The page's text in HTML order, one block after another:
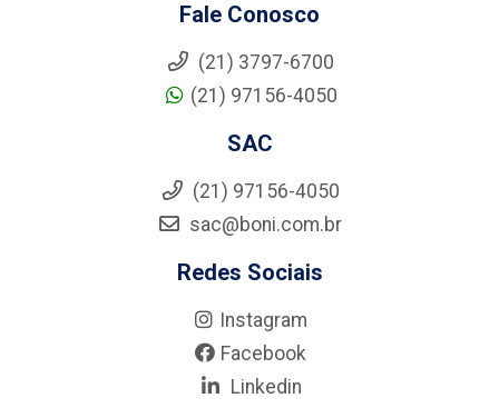
Fale Conosco
(21) 3797-6700
(21) 97156-4050
SAC
(21) 97156-4050
sac@boni.com.br
Redes Sociais
Instagram
Facebook
Linkedin